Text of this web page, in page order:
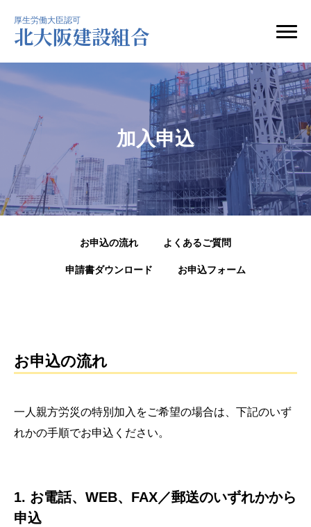
厚生労働大臣認可
北大阪建設組合
ブログ
組合紹介
費用・見積
メルマガ申し込み
ご加入者の声
お問い合わせ
事故が発生したら
個人情報保護方針
加入申込
加入申込
お申込の流れ よくあるご質問
申請書ダウンロード お申込フォーム
お申込の流れ
一人親方労災の特別加入をご希望の場合は、下記のいず
れかの手順でお申込ください。
1. お電話、WEB、FAX／郵送のいずれかから
申込